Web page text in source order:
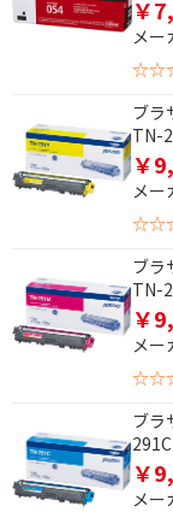
￥
メー
ブラ
TN-
￥
メー
ブラ
TN-
￥
メー
ブラ
291C
￥
メー